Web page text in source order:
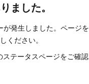
ました。
が発生しました。ページを
ください。
ステータスページをご確認